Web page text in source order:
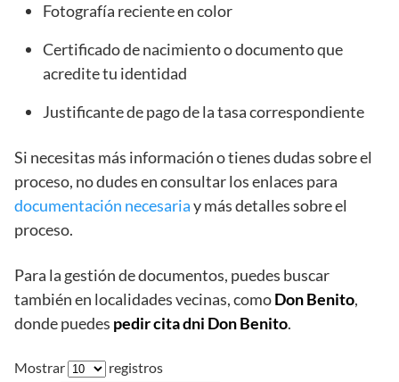
Fotografía reciente en color
Certificado de nacimiento o documento que
acredite tu identidad
Justificante de pago de la tasa correspondiente
Si necesitas más información o tienes dudas sobre el
proceso, no dudes en consultar los enlaces para
documentación necesariay más detalles sobre el
proceso.
Para la gestión de documentos, puedes buscar
también en localidades vecinas, comoDon Benito,
donde puedes pedir cita dni Don Benito.
Mostrar
registros